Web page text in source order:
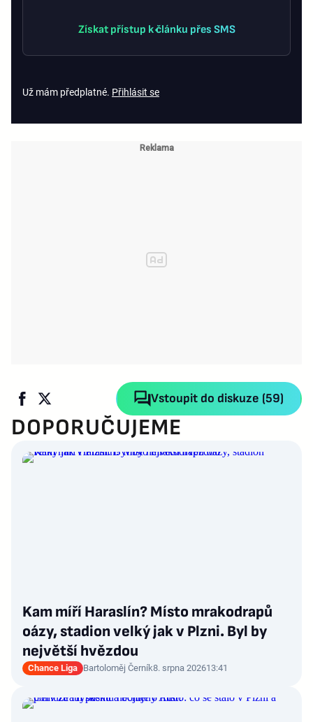
Získat přístup k článku přes SMS
Už mám předplatné. Přihlásit se
Vstoupit do diskuze (59)
DOPORUČUJEME
Kam míří Haraslín? Místo mrakodrapů
oázy, stadion velký jak v Plzni. Byl by
největší hvězdou
Chance Liga Bartoloměj Černík8. srpna 202613:41